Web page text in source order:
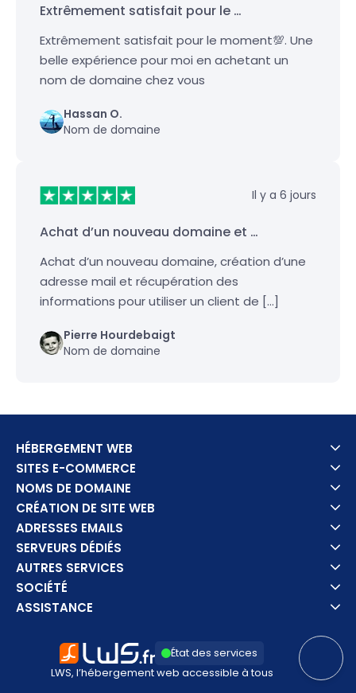
Extrêmement satisfait pour le …
Extrêmement satisfait pour le moment💯. Une
belle expérience pour moi en achetant un
nom de domaine chez vous
Hassan O.
Nom de domaine
Il y a 6 jours
Achat d’un nouveau domaine et …
Achat d’un nouveau domaine, création d’une
adresse mail et récupération des
informations pour utiliser un client de […]
Pierre Hourdebaigt
Nom de domaine
HÉBERGEMENT WEB
SITES E-COMMERCE
NOMS DE DOMAINE
CRÉATION DE SITE WEB
ADRESSES EMAILS
SERVEURS DÉDIÉS
AUTRES SERVICES
SOCIÉTÉ
ASSISTANCE
État des services
LWS, l’hébergement web accessible à tous